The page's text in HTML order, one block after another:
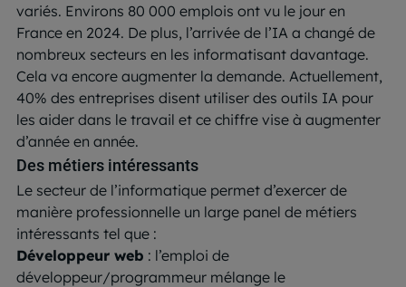
variés. Environs 80 000 emplois ont vu le jour en
France en 2024. De plus, l’arrivée de l’IA a changé de
nombreux secteurs en les informatisant davantage.
Cela va encore augmenter la demande. Actuellement,
40% des entreprises disent utiliser des outils IA pour
les aider dans le travail et ce chiffre vise à augmenter
d’année en année.
Des métiers intéressants
Le secteur de l’informatique permet d’exercer de
manière professionnelle un large panel de métiers
intéressants tel que :
Développeur web : l’emploi de
développeur/programmeur mélange le